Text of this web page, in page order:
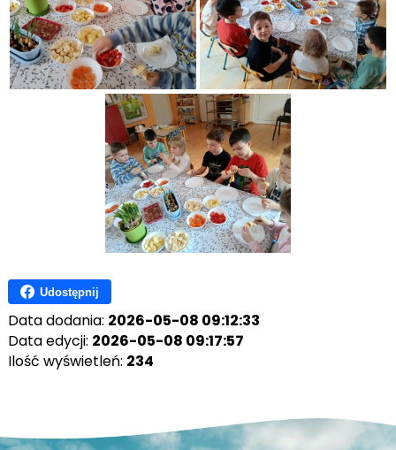
Udostępnij
Data dodania: 2026-05-08 09:12:33
Data edycji: 2026-05-08 09:17:57
Ilość wyświetleń: 234